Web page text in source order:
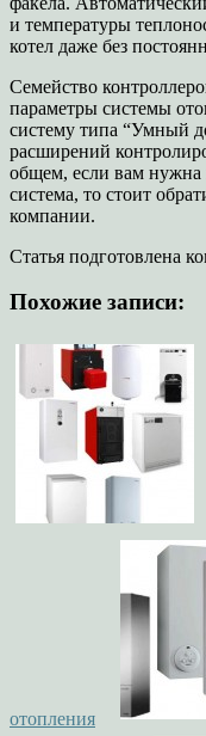
и температуры
котел даже без
Семейство
параметры системы
систему типа “Умный
расширений
общем, если вам нужна
система, то стоит
компании.
Статья подготовлена
Похожие записи:
отопления